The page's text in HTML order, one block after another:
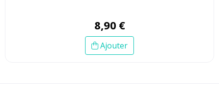
8,90 €
Ajouter